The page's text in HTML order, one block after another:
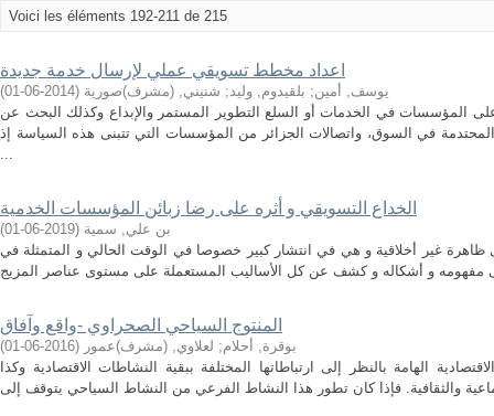
Voici les éléments 192-211 de 215
اعداد مخطط تسویقي عملي لإرسال خدمة جدیدة
یوسف, أمین; بلقیدوم, ولید; شنیني, (مشرف)صوریة (
2014-06-01
)
المؤسسات في الخدمات أو السلع التطوير المستمر والإبداع وكذلك البحث عن
في السوق، واتصالات الجزائر من المؤسسات التي تتبنى هذه السياسة إذ
...
الخداع التسويقي و أثره على رضا زبائن المؤسسات الخدمية
بن علي, سمية (
2019-06-01
)
غير أخلاقية و هي في انتشار كبير خصوصا في الوقت الحالي و المتمثلة في
المنتوج السياحي الصحراوي -واقع وآفاق
بوقرة, أحلام; لعلاوي, (مشرف)عمور (
2016-06-01
)
الهامة بالنظر إلى ارتباطاتها المختلفة ببقية النشاطات الاقتصادية وكذا